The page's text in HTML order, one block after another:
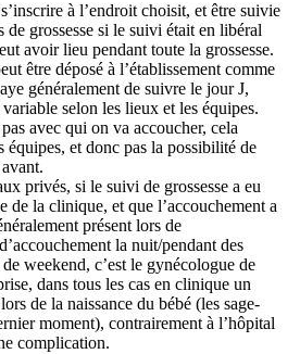
à l’endroit choisit, et être suivie
de grossesse si le suivi était en libéral
avoir lieu pendant toute la grossesse.
être déposé à l’établissement comme
généralement de suivre le jour J,
selon les lieux et les équipes.
avec qui on va accoucher, cela
équipes, et donc pas la possibilité de
privés, si le suivi de grossesse a eu
de la clinique, et que l’accouchement a
présent lors de
la nuit/pendant des
weekend, c’est le gynécologue de
dans tous les cas en clinique un
de la naissance du bébé (les sage-
moment), contrairement à l’hôpital
complication.